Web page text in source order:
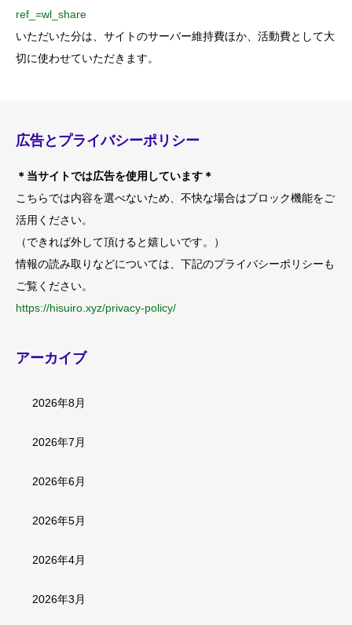
ref_=wl_share
いただいた分は、サイトのサーバー維持費ほか、活動費として大
切に使わせていただきます。
広告とプライバシーポリシー
＊当サイトでは広告を使用しています＊
こちらでは内容を選べないため、不快な場合はブロック機能をご
活用ください。
（できれば外して頂けると嬉しいです。）
情報の読み取りなどについては、下記のプライバシーポリシーも
ご覧ください。
https://hisuiro.xyz/privacy-policy/
アーカイブ
2026年8月
2026年7月
2026年6月
2026年5月
2026年4月
2026年3月